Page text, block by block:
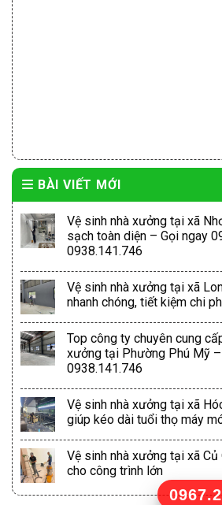
BÀI VIẾT MỚI
Vệ sinh nhà xưởng tại xã
sạch toàn diện – Gọi ngay
0938.141.746
Vệ sinh nhà xưởng tại xã
nhanh chóng, tiết kiệm chi
Top công ty chuyên cung
xưởng tại Phường Phú Mỹ
0938.141.746
Vệ sinh nhà xưởng tại xã
giúp kéo dài tuổi thọ máy
Vệ sinh nhà xưởng tại xã Củ
cho công trình lớn